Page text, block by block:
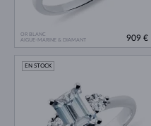
OR BLANC
AIGUE-MARINE & DIAMANT
909 €
EN STOCK